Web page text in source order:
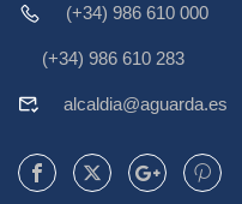
(+34) 986 610 000
(+34) 986 610 283
alcaldia@aguarda.es